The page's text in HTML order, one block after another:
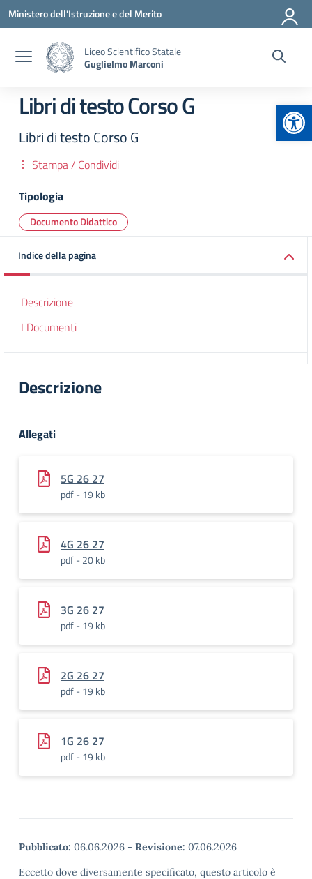
Vai ai contenuti
Vai al menu di navigazione
Vai al footer
Ministero dell'Istruzione e del Merito
Liceo Scientifico Statale
Guglielmo Marconi
Libri di testo Corso G
Libri di testo Corso G
Stampa / Condividi
Tipologia
Documento Didattico
Indice della pagina
Descrizione
I Documenti
Descrizione
Allegati
5G 26 27
pdf - 19 kb
4G 26 27
pdf - 20 kb
3G 26 27
pdf - 19 kb
2G 26 27
pdf - 19 kb
1G 26 27
pdf - 19 kb
Pubblicato: 06.06.2026 - Revisione: 07.06.2026
Eccetto dove diversamente specificato, questo articolo è